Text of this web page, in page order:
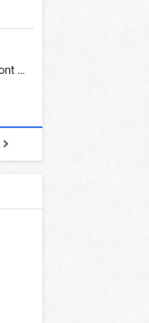
Amióta bejött, csak ezzel játszom. Viszont mint minden más - akár az alapjáték is, ez is baromira összetett lett. Néha már pár kör után is esélytelen az egész. Vagy irreállisan túltápol valaki, vagy lelép a partner, vagy csak hülye mint a segg. És amikor eljönne az én időm, na akkor jön el mindenki másé is. Engem jobban érdekelne, hogy ki milyen ratingen szokott játszani. Na ez lenne egy érdekes adat.